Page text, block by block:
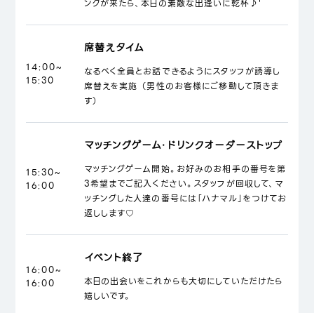
ンクが来たら、本日の素敵な出逢いに乾杯♪'
14:00~
15:30
席替えタイム
なるべく全員とお話できるようにスタッフが誘導し
席替えを実施 （男性のお客様にご移動して頂きま
す）
15:30~
16:00
マッチングゲーム・ドリンクオーダーストップ
マッチングゲーム開始。お好みのお相手の番号を第
3希望までご記入ください。スタッフが回収して、マ
ッチングした人達の番号には「ハナマル」をつけてお
返しします♡
16:00~
16:00
イベント終了
本日の出会いをこれからも大切にしていただけたら
嬉しいです。